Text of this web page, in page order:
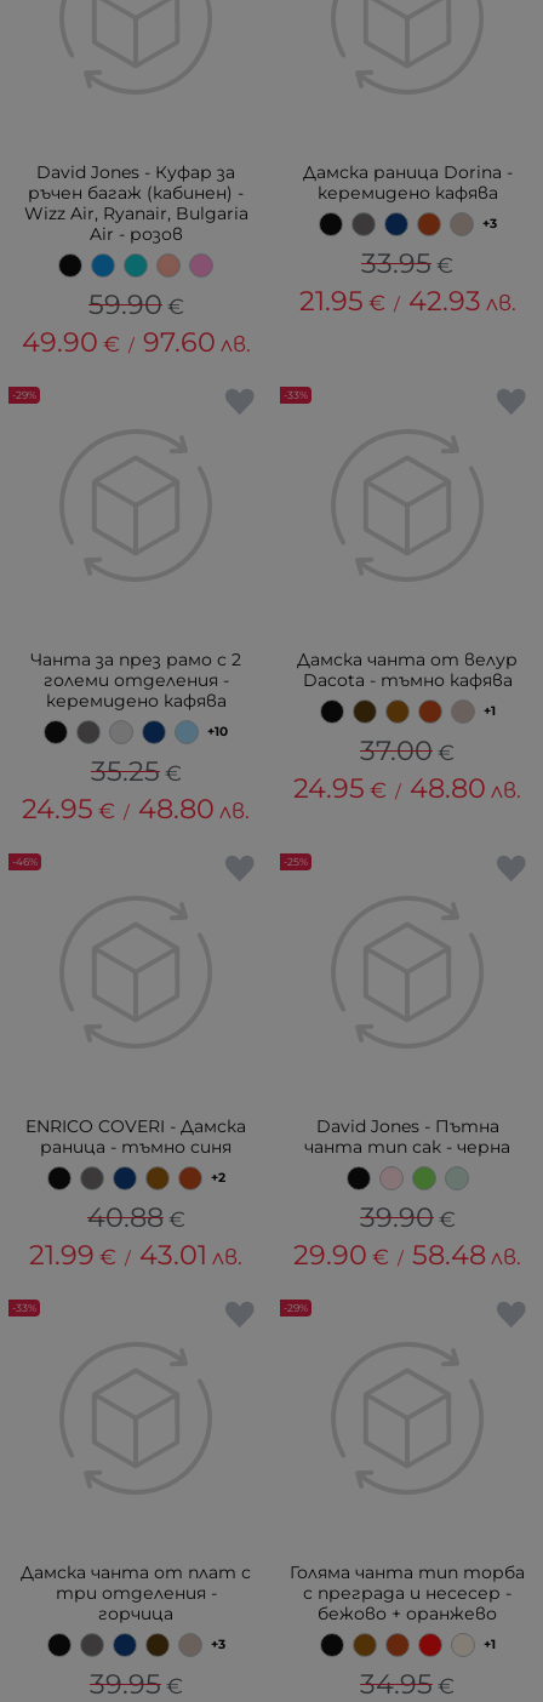
David Jones - Куфар за
ръчен багаж (кабинен) -
Wizz Air, Ryanair, Bulgaria
Air - розов
59.90 €
49.90 € / 97.60 лв.
Дамска раница Dorina -
керемидено кафява
+3
33.95€
21.95 € / 42.93 лв.
Чанта за през рамо с 2
големи отделения -
керемидено кафява
+10
35.25 €
24.95 € / 48.80 лв.
-29%
Дамска чанта от велур
Dacota - тъмно кафява
+1
37.00€
24.95 € / 48.80 лв.
-33%
ENRICO COVERI - Дамска
раница - тъмно синя
+2
40.88 €
21.99 € / 43.01 лв.
-46%
David Jones - Пътна
чанта тип сак - черна
39.90 €
29.90 € / 58.48 лв.
-25%
Дамска чанта от плат с
три отделения -
горчица
+3
39.95 €
-33%
Голяма чанта тип торба
с преграда и несесер -
бежово + оранжево
+1
34.95€
-29%